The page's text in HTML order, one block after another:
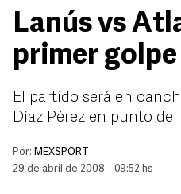
Lanús vs
primer golpe
El partido será en
Díaz Pérez en punto de
Por: MEXSPORT
29 de abril de 2008 - 09:52 hs